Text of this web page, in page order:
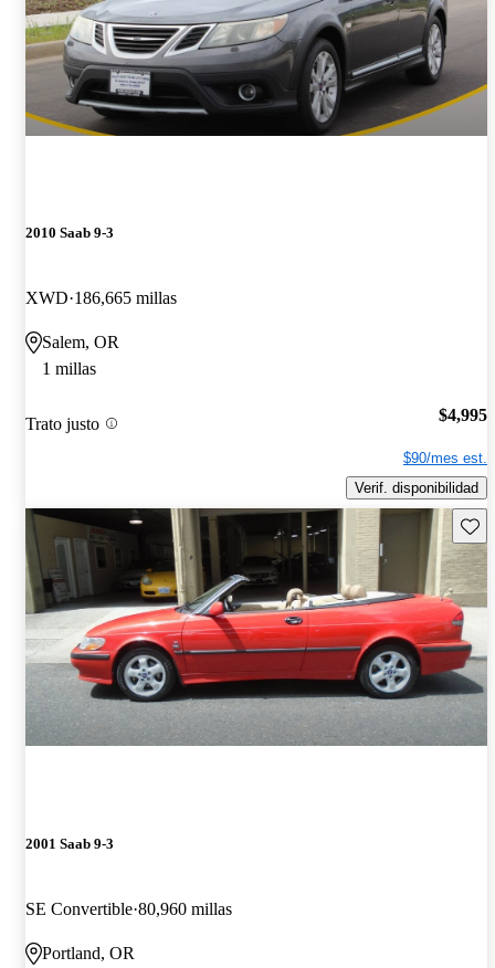
2010 Saab 9-3
XWD 186,665 millas
Salem, OR
1 millas
Trato justo $4,995
$90/mes est.
Verif. disponibilidad
2001 Saab 9-3
SE Convertible 80,960 millas
Portland, OR